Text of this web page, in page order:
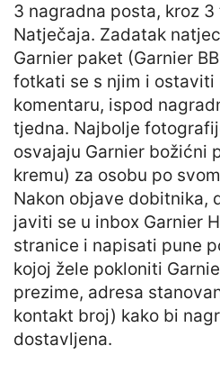
3 nagradna posta, kroz
Natječaja. Zadatak
Garnier paket (Garnier
fotkati se s njim i ostaviti
komentaru, ispod
tjedna. Najbolje
osvajaju Garnier božićni
kremu) za osobu po
Nakon objave dobitnika,
javiti se u inbox Garnier
stranice i napisati pune
kojoj žele pokloniti
prezime, adresa
kontakt broj) kako bi
dostavljena.